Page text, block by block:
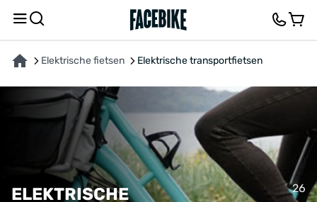
Elektrische fietsen Elektrische transportfietsen
ELEKTRISCHE
26